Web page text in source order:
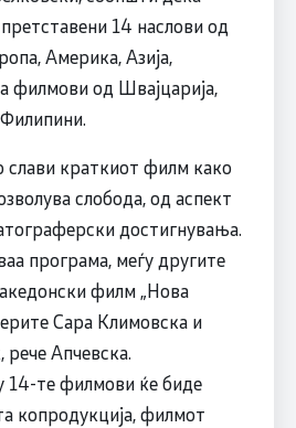
14 наслови од
Америка, Азија,
филмови од Швајцарија,
слави краткиот филм како
слобода, од аспект
достигнувања.
програма, меѓу другите
филм „Нова
Сара Климовска и
Апчевска.
14-те филмови ќе биде
копродукција, филмот